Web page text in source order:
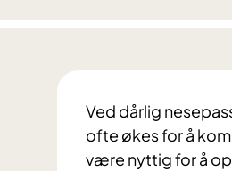
Ved dårlig
ofte økes for å
være nyttig for å